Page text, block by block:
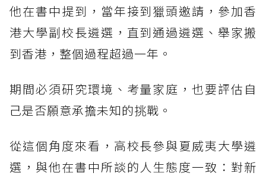
他在書中提到，當年接到獵頭邀請，參加香
港大學副校長遴選，直到通過遴選、舉家搬
到香港，整個過程超過一年。
期間必須研究環境、考量家庭，也要評估自
己是否願意承擔未知的挑戰。
從這個角度來看，高校長參與夏威夷大學遴
選，與他在書中所談的人生態度一致：對新